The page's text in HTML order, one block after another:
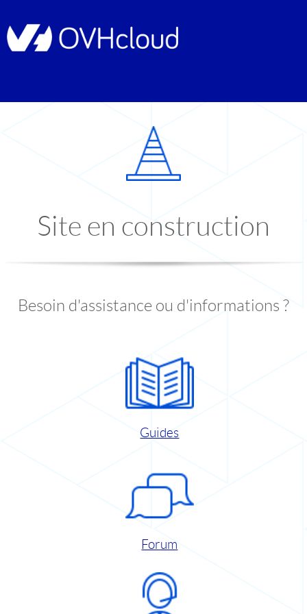
Site en construction
Besoin d'assistance ou d'informations ?
Guides
Forum